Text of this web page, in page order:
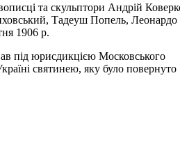
та скульптори Андрій
Тадеуш Попель, Леонардо
1906 р.
під юрисдикцією Московського
святинею, яку було повернуто